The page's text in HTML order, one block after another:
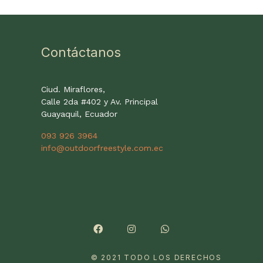
Contáctanos
Ciud. Miraflores,
Calle 2da #402 y Av. Principal
Guayaquil, Ecuador
093 926 3964
info@outdoorfreestyle.com.ec
© 2021 TODO LOS DERECHOS